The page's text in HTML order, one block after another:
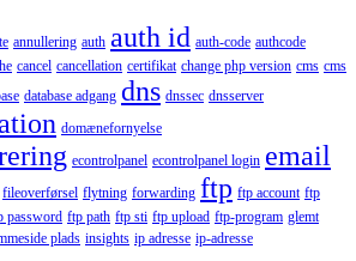
annullering auth auth id auth-code authcode
cancel cancellation certifikat change php version cms cms
database adgang dns dnssec dnsserver
domænefornyelse
econtrolpanel econtrolpanel login email
fileoverførsel flytning forwarding ftp ftp account ftp
password ftp path ftp sti ftp upload ftp-program glemt
plads insights ip adresse ip-adresse